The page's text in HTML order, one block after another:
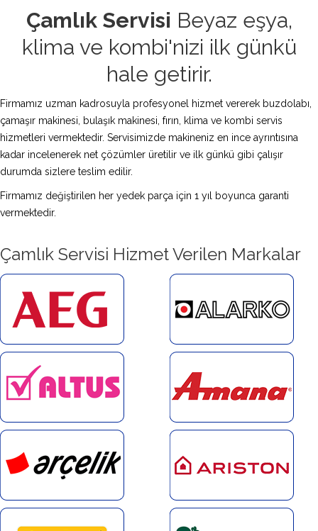
Çamlık Servisi Beyaz eşya,
klima ve kombi'nizi ilk günkü
hale getirir.
Firmamız uzman kadrosuyla profesyonel hizmet vererek buzdolabı,
çamaşır makinesi, bulaşık makinesi, fırın, klima ve kombi servis
hizmetleri vermektedir. Servisimizde makineniz en ince ayrıntısına
kadar incelenerek net çözümler üretilir ve ilk günkü gibi çalışır
durumda sizlere teslim edilir.
Firmamız değiştirilen her yedek parça için 1 yıl boyunca garanti
vermektedir.
Çamlık Servisi Hizmet Verilen Markalar